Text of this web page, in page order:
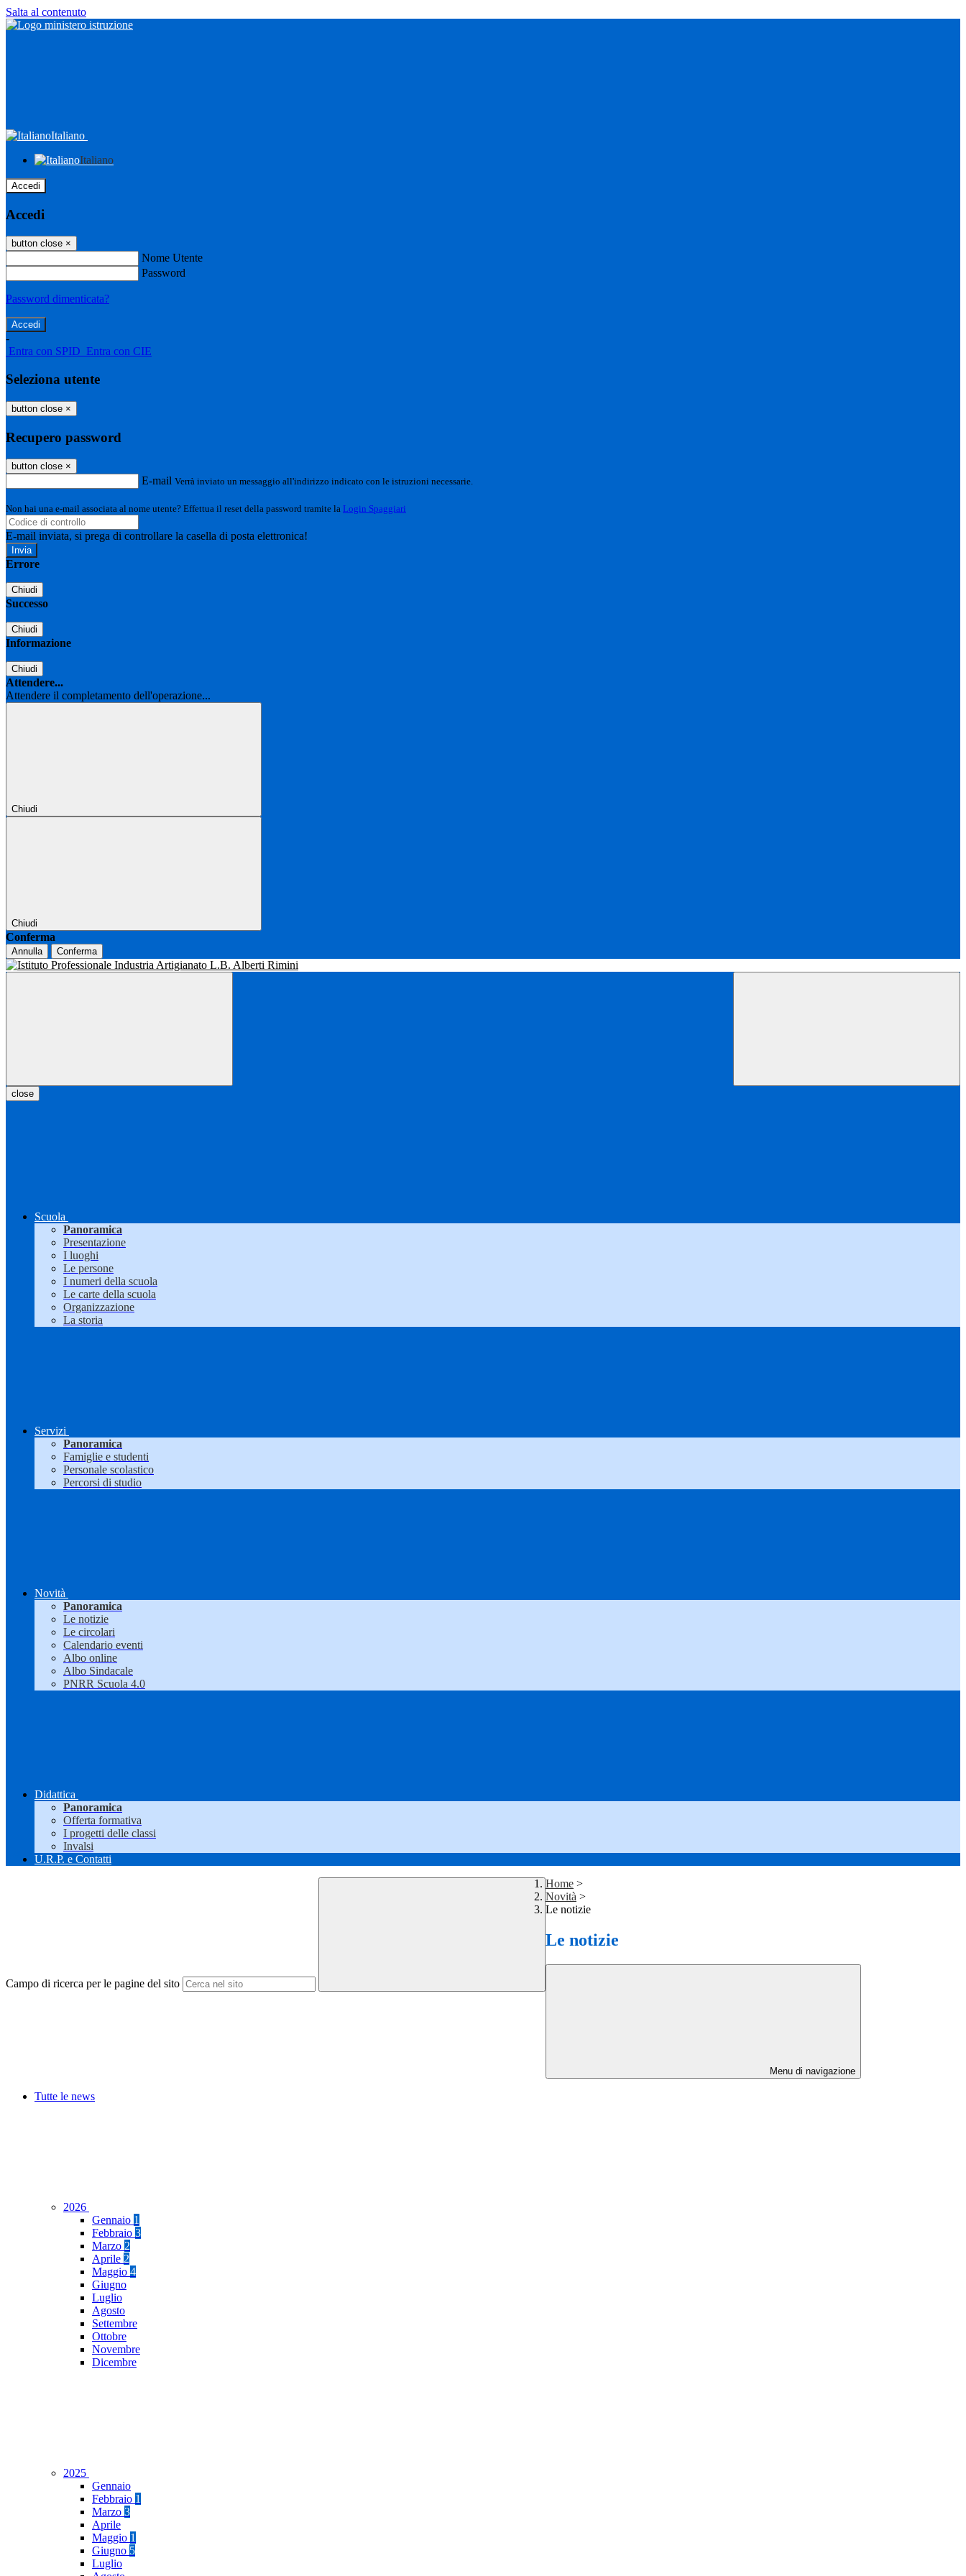
Salta al contenuto
Italiano
Italiano
Accedi
Accedi
button close ×
Nome Utente
Password
Password dimenticata?
-
Entra con SPID Entra con CIE
Seleziona utente
button close ×
Recupero password
button close ×
E-mail Verrà inviato un messaggio all'indirizzo indicato con le istruzioni necessarie.
Non hai una e-mail associata al nome utente? Effettua il reset della password tramite la Login Spaggiari
E-mail inviata, si prega di controllare la casella di posta elettronica!
Errore
Chiudi
Successo
Chiudi
Informazione
Chiudi
Attendere...
Attendere il completamento dell'operazione...
Chiudi
Chiudi
Conferma
Annulla Conferma
close
Scuola
Panoramica
Presentazione
I luoghi
Le persone
I numeri della scuola
Le carte della scuola
Organizzazione
La storia
Servizi
Panoramica
Famiglie e studenti
Personale scolastico
Percorsi di studio
Novità
Panoramica
Le notizie
Le circolari
Calendario eventi
Albo online
Albo Sindacale
PNRR Scuola 4.0
Didattica
Panoramica
Offerta formativa
I progetti delle classi
Invalsi
U.R.P. e Contatti
Campo di ricerca per le pagine del sito
Home >
Novità >
Le notizie
Le notizie
Menu di navigazione
Tutte le news
2026
Gennaio 1
Febbraio 3
Marzo 2
Aprile 2
Maggio 4
Giugno
Luglio
Agosto
Settembre
Ottobre
Novembre
Dicembre
2025
Gennaio
Febbraio 1
Marzo 3
Aprile
Maggio 1
Giugno 5
Luglio